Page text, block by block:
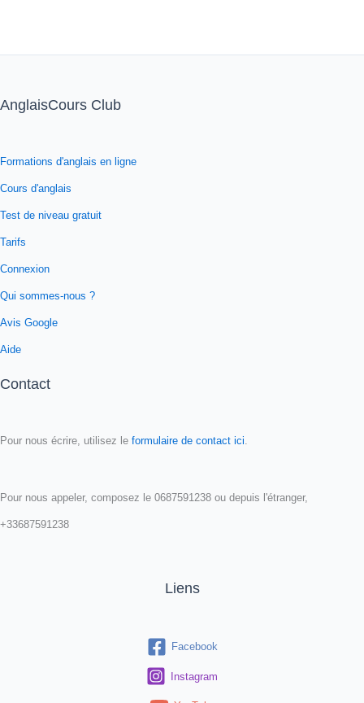
AnglaisCours Club
Formations d'anglais en ligne
Cours d'anglais
Test de niveau gratuit
Tarifs
Connexion
Qui sommes-nous ?
Avis Google
Aide
Contact
Pour nous écrire, utilisez le formulaire de contact ici.
Pour nous appeler, composez le 0687591238 ou depuis l'étranger,
+33687591238
Liens
Facebook
Instagram